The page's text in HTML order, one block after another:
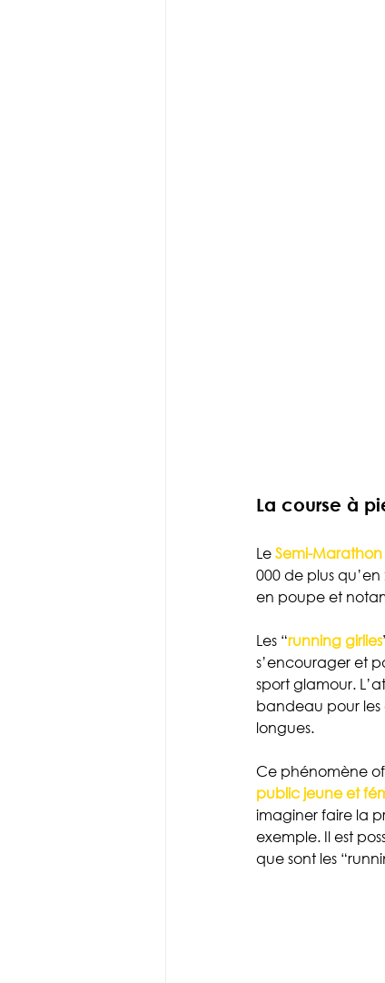
La course à
Le Semi-Marathon
000 de plus
en poupe et
Les “running girlies
s’encourager et
sport glamour.
bandeau pour les
longues.
Ce phénomène
public jeune et
imaginer faire la
exemple. Il est
que sont les